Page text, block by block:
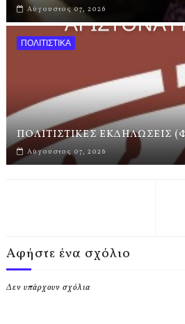
Αύγουστος 07, 2026
ΠΟΛΙΤΙΣΤΙΚΑ
ΠΟΛΙΤΙΣΤΙΚΕΣ ΕΚΔΗΛΩΣΕΙΣ
Αύγουστος 07, 2026
Αφήστε ένα σχόλιο
Δεν υπάρχουν σχόλια